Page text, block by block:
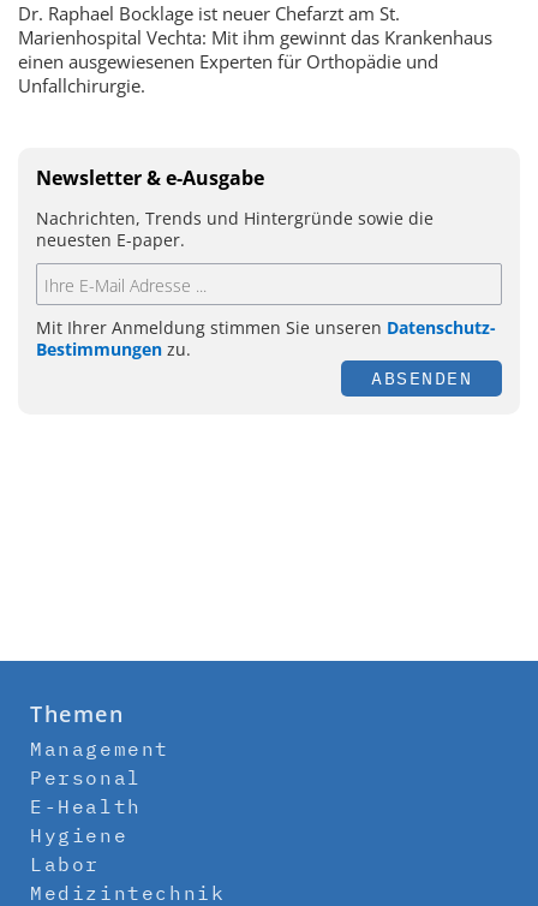
Dr. Raphael Bocklage ist neuer Chefarzt am St.
Marienhospital Vechta: Mit ihm gewinnt das Krankenhaus
einen ausgewiesenen Experten für Orthopädie und
Unfallchirurgie.
Newsletter & e-Ausgabe
Nachrichten, Trends und Hintergründe sowie die
neuesten E-paper.
Mit Ihrer Anmeldung stimmen Sie unseren Datenschutz-
Bestimmungen zu.
ABSENDEN
Themen
Management
Personal
E-Health
Hygiene
Labor
Medizintechnik